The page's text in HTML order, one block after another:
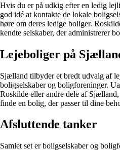
Hvis du er på udkig efter en ledig
god idé at kontakte de lokale
høre om deres ledige boliger.
kendte selskaber, der administrerer
Lejeboliger på
Sjælland tilbyder et bredt udvalg af
boligselskaber og boligforeninger.
Roskilde eller andre dele af
finde en bolig, der passer til dine
Afsluttende tanker
Samlet set er boligselskaber og